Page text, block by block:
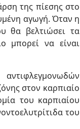
της πίεσης στο
αγωγή. Όταν η
θα βελτιώσει τα
μπορεί να είναι
στον καρπιαίο
του καρπιαίου
του